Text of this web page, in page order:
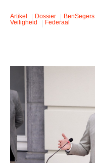
Artikel Dossier BenSegers
Veiligheid
Federaal